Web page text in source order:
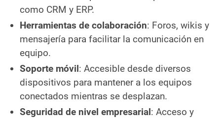
como CRM y ERP.
Herramientas de colaboración: Foros, wikis y
mensajería para facilitar la comunicación en
equipo.
Soporte móvil: Accesible desde diversos
dispositivos para mantener a los equipos
conectados mientras se desplazan.
Seguridad de nivel empresarial: Acceso y